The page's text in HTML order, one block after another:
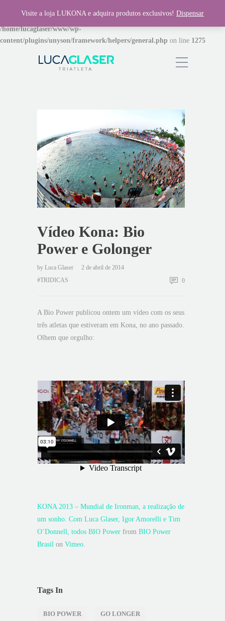
Warning: Invalid argument supplied for foreach() in
/home/lucaglaser/www/wp-
content/plugins/unyson/framework/helpers/general.php on line 1275
Vídeo Kona: Bio
Power e Golonger
by Luca Glaser
2 de abril de 2014
#TRIDICAS
0
A Bio Power publicou ontem um vídeo com os seus
três atletas que estiveram em Kona, no ano passado.
Olhem que orgulho:
KONA 2013 – Mundial de Ironman, a realização de
um sonho. Com Luca Glaser, Igor Amorelli e Tim
O’Donnell, todos BIO Power from BIO Power
Brasil on Vimeo
Tags In
BIO POWER GO LONGER
Visite a loja LUKONA e adquira produtos exclusivos! Dispensar